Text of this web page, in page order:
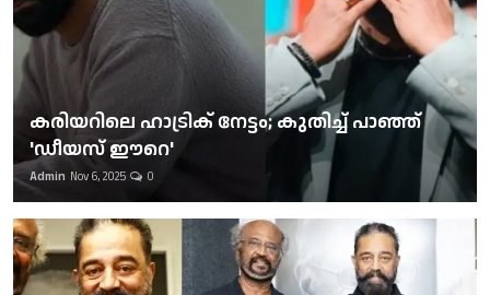
കരിയറിലെ ഹാട്രിക് നേട്ടം; കുതിച്ച് പാഞ്ഞ്
'ഡീയസ് ഈറെ'
Admin Nov 6, 2025 0